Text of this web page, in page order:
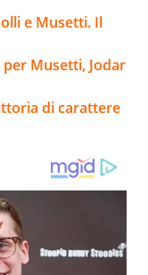
e Musetti. Il
Musetti, Jodar
di carattere